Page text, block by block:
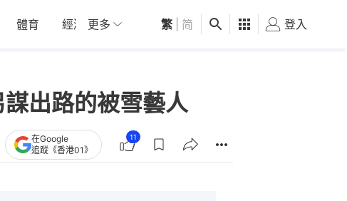
體育 經濟 01深圳 觀點 健康 好食玩飛
更多 繁 简 登入
出路的被雪藝人
在Google
追蹤《香港01》
11